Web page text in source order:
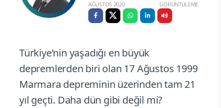
AĞUSTOS 2020
GÖRÜNTÜLEME
Türkiye’nin yaşadığı en büyük
depremlerden biri olan 17 Ağustos 1999
Marmara depreminin üzerinden tam 21
yıl geçti. Daha dün gibi değil mi?